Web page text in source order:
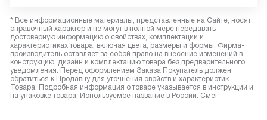
* Все информационные материалы, представленные на Сайте, носят
справочный характер и не могут в полной мере передавать
достоверную информацию о свойствах, комплектации и
характеристиках товара, включая цвета, размеры и формы. Фирма-
производитель оставляет за собой право на внесение изменений в
конструкцию, дизайн и комплектацию товара без предварительного
уведомления. Перед оформлением Заказа Покупатель должен
обратиться к Продавцу для уточнения свойств и характеристик
Товара. Подробная информация о товаре указывается в инструкции и
на упаковке товара. Используемое название в России: Смег